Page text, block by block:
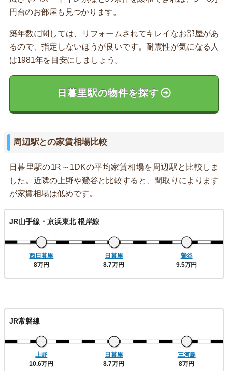
円台のお部屋も見つかります。
築年数に関しては、リフォームされてキレイなお部屋があ
るので、指定しないほうが良いです。耐震性が気になる人
は1981年を目安にしましょう。
日暮里駅の物件を探す
周辺駅との家賃相場比較
日暮里駅の1R～1DKの平均家賃相場を周辺駅と比較しま
した。近隣の上野や鶯谷と比較すると、間取りによります
が家賃相場は低めです。
JR山手線・京浜東北 根岸線
西日暮里
8万円
日暮里
8.7万円
鶯谷
9.5万円
JR常磐線
上野
10.6万円
日暮里
8.7万円
三河島
8万円